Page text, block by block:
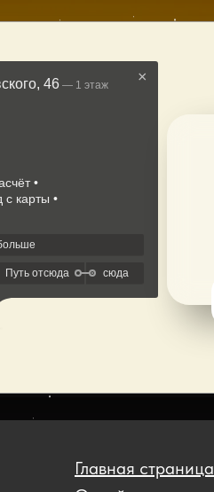
Главная страница